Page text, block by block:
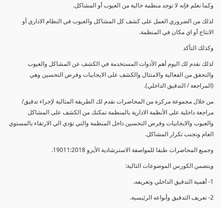
وكما نعلم فإنه لا توجد منظمة خالية من العيوب أو المشاكل.
لذلك من الضروري العمل على كشف كل المشاكل والعيوب في النظام الاداري أو
الانتاج أو اي مكان في المنظمة.
وكذلك التأكد
لذلك نقدم لك اليوم أهم الأدوات المستخدمة في الكشف عن المشاكل والعيوب
والتحقق من الفعالية والامتثال والكشف على الايجابيات وفرص التحسين وهي
(المراجعة / التدقيق الداخلي).
من خلال مجموعة مركزة من المحاضرات نقدم لك الطريقة المثالية لإجراء تدقيق/
مراجعة داخلية على الأنظمة الادارية بالمنظمة تمكنك من الكشف على المشاكل
والعيوب والايجابيات وفرص التحسين داخل المنظمة والتي تؤدي الي الارتقاء بالمستوي
العام وتجنب تكرار المشاكل.
وجميع المحاضرات طبقا للمواصفة الاسترشادية الأيزو 19011:2018.
ويتضمن الكورس الموضوعات التالية:
1- أهمية التدقيق الداخلي وتعريفه.
2- تعريف التدقيق وأنواعه الرئيسية.